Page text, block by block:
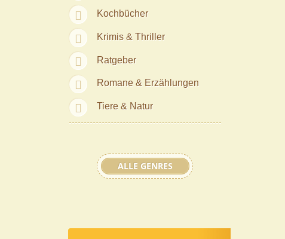
Kochbücher
Krimis & Thriller
Ratgeber
Romane & Erzählungen
Tiere & Natur
ALLE GENRES